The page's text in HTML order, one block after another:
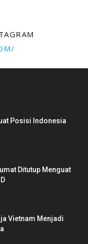
Posisi Indonesia
Ditutup Menguat
Vietnam Menjadi